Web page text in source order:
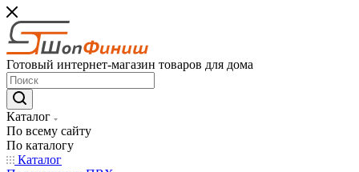
Готовый интернет-магазин товаров для дома
Каталог
По всему сайту
По каталогу
Каталог